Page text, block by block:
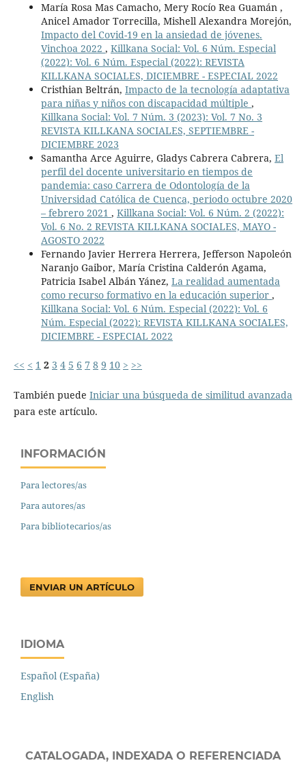
María Rosa Mas Camacho, Mery Rocío Rea Guamán ,
Anicel Amador Torrecilla, Mishell Alexandra Morejón,
Impacto del Covid-19 en la ansiedad de jóvenes.
Vinchoa 2022 , Killkana Social: Vol. 6 Núm. Especial
(2022): Vol. 6 Núm. Especial (2022): REVISTA
KILLKANA SOCIALES, DICIEMBRE - ESPECIAL 2022
Cristhian Beltrán, Impacto de la tecnología adaptativa
para niñas y niños con discapacidad múltiple ,
Killkana Social: Vol. 7 Núm. 3 (2023): Vol. 7 No. 3
REVISTA KILLKANA SOCIALES, SEPTIEMBRE -
DICIEMBRE 2023
Samantha Arce Aguirre, Gladys Cabrera Cabrera, El
perfil del docente universitario en tiempos de
pandemia: caso Carrera de Odontología de la
Universidad Católica de Cuenca, periodo octubre 2020
– febrero 2021 , Killkana Social: Vol. 6 Núm. 2 (2022):
Vol. 6 No. 2 REVISTA KILLKANA SOCIALES, MAYO -
AGOSTO 2022
Fernando Javier Herrera Herrera, Jefferson Napoleón
Naranjo Gaibor, María Cristina Calderón Agama,
Patricia Isabel Albán Yánez, La realidad aumentada
como recurso formativo en la educación superior ,
Killkana Social: Vol. 6 Núm. Especial (2022): Vol. 6
Núm. Especial (2022): REVISTA KILLKANA SOCIALES,
DICIEMBRE - ESPECIAL 2022
<< < 1 2 3 4 5 6 7 8 9 10 > >>
También puede Iniciar una búsqueda de similitud avanzada
para este artículo.
INFORMACIÓN
Para lectores/as
Para autores/as
Para bibliotecarios/as
ENVIAR UN ARTÍCULO
IDIOMA
Español (España)
English
CATALOGADA, INDEXADA O REFERENCIADA